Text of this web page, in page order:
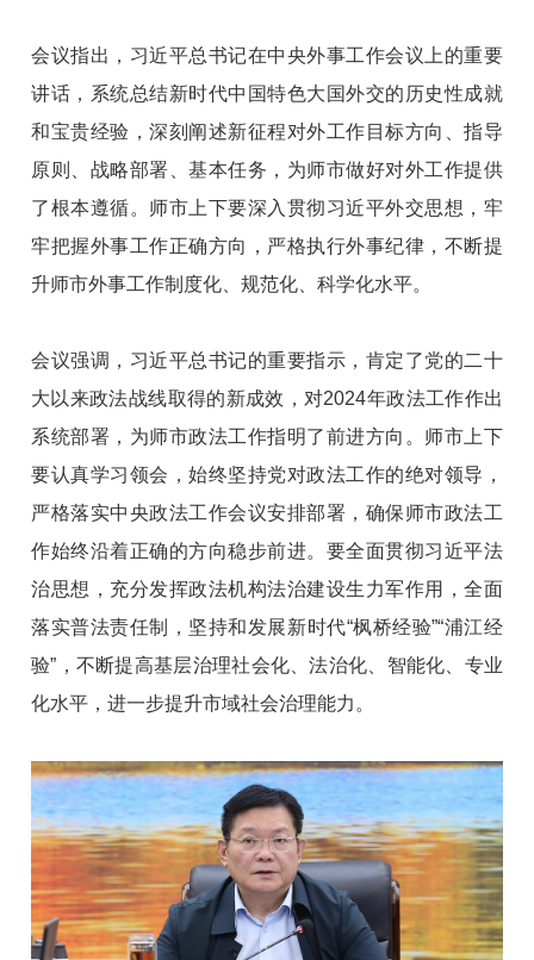
会议指出，习近平总书记在中央外事工作会议上的重要
讲话，系统总结新时代中国特色大国外交的历史性成就
和宝贵经验，深刻阐述新征程对外工作目标方向、指导
原则、战略部署、基本任务，为师市做好对外工作提供
了根本遵循。师市上下要深入贯彻习近平外交思想，牢
牢把握外事工作正确方向，严格执行外事纪律，不断提
升师市外事工作制度化、规范化、科学化水平。
会议强调，习近平总书记的重要指示，肯定了党的二十
大以来政法战线取得的新成效，对2024年政法工作作出
系统部署，为师市政法工作指明了前进方向。师市上下
要认真学习领会，始终坚持党对政法工作的绝对领导，
严格落实中央政法工作会议安排部署，确保师市政法工
作始终沿着正确的方向稳步前进。要全面贯彻习近平法
治思想，充分发挥政法机构法治建设生力军作用，全面
落实普法责任制，坚持和发展新时代“枫桥经验”“浦江经
验”，不断提高基层治理社会化、法治化、智能化、专业
化水平，进一步提升市域社会治理能力。